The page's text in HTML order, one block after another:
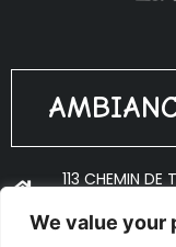
We value your
113 CHEMIN DE
ADV@PLANTES-